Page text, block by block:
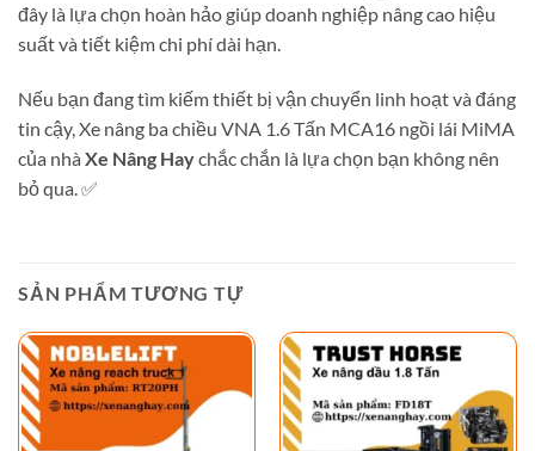
đây là lựa chọn hoàn hảo giúp doanh nghiệp nâng cao hiệu
suất và tiết kiệm chi phí dài hạn.
Nếu bạn đang tìm kiếm thiết bị vận chuyển linh hoạt và đáng
tin cậy, Xe nâng ba chiều VNA 1.6 Tấn MCA16 ngồi lái MiMA
của nhà Xe Nâng Haychắc chắn là lựa chọn bạn không nên
bỏ qua. ✅
SẢN PHẨM TƯƠNG TỰ